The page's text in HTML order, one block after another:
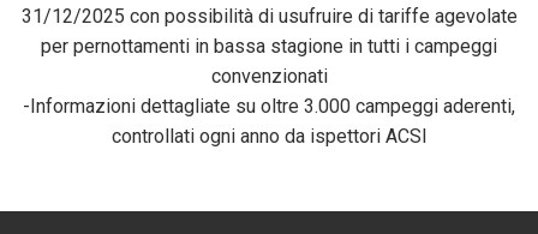
31/12/2025 con possibilità di usufruire di tariffe agevolate
per pernottamenti in bassa stagione in tutti i campeggi
convenzionati
-Informazioni dettagliate su oltre 3.000 campeggi aderenti,
controllati ogni anno da ispettori ACSI